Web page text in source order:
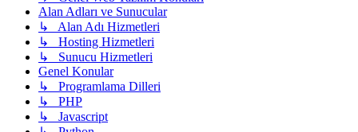
Alan Adları ve Sunucular
↳ Alan Adı Hizmetleri
↳ Hosting Hizmetleri
↳ Sunucu Hizmetleri
Genel Konular
↳ Programlama Dilleri
↳ PHP
↳ Javascript